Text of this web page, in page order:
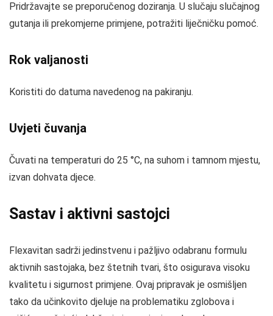
Pridržavajte se preporučenog doziranja. U slučaju slučajnog
gutanja ili prekomjerne primjene, potražiti liječničku pomoć.
Rok valjanosti
Koristiti do datuma navedenog na pakiranju.
Uvjeti čuvanja
Čuvati na temperaturi do 25 °C, na suhom i tamnom mjestu,
izvan dohvata djece.
Sastav i aktivni sastojci
Flexavitan sadrži jedinstvenu i pažljivo odabranu formulu
aktivnih sastojaka, bez štetnih tvari, što osigurava visoku
kvalitetu i sigurnost primjene. Ovaj pripravak je osmišljen
tako da učinkovito djeluje na problematiku zglobova i